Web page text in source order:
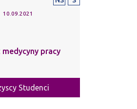
10.09.2021
medycyny pracy
Studenci